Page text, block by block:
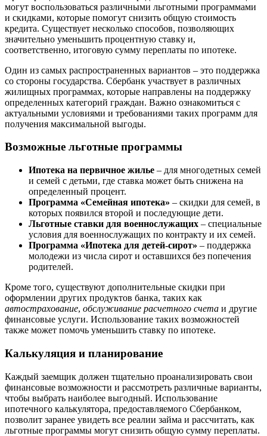
могут воспользоваться различными льготными программами
и скидками, которые помогут снизить общую стоимость
кредита. Существует несколько способов, позволяющих
значительно уменьшить процентную ставку и,
соответственно, итоговую сумму переплаты по ипотеке.
Один из самых распространенных вариантов – это поддержка
со стороны государства. Сбербанк участвует в различных
жилищных программах, которые направлены на поддержку
определенных категорий граждан. Важно ознакомиться с
актуальными условиями и требованиями таких программ для
получения максимальной выгоды.
Возможные льготные программы
Ипотека на первичное жилье – для многодетных семей
и семей с детьми, где ставка может быть снижена на
определенный процент.
Программа «Семейная ипотека» – скидки для семей, в
которых появился второй и последующие дети.
Льготные ставки для военнослужащих – специальные
условия для военнослужащих по контракту и их семей.
Программа «Ипотека для детей-сирот» – поддержка
молодежи из числа сирот и оставшихся без попечения
родителей.
Кроме того, существуют дополнительные скидки при
оформлении других продуктов банка, таких как
автострахование, обслуживание расчетного счета и другие
финансовые услуги. Использование таких возможностей
также может помочь уменьшить ставку по ипотеке.
Калькуляция и планирование
Каждый заемщик должен тщательно проанализировать свои
финансовые возможности и рассмотреть различные варианты,
чтобы выбрать наиболее выгодный. Использование
ипотечного калькулятора, предоставляемого Сбербанком,
позволит заранее увидеть все реалии займа и рассчитать, как
льготные программы могут снизить общую сумму переплаты.